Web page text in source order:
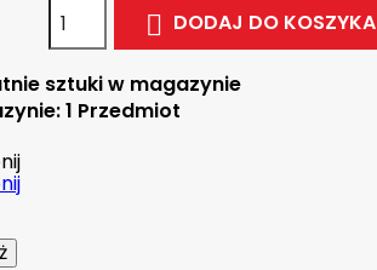
 DODAJ DO KOSZYKA
sztuki w magazynie
1 Przedmiot